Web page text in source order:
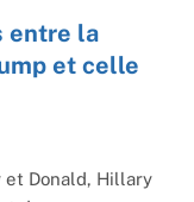
entre la
et celle
Donald, Hillary